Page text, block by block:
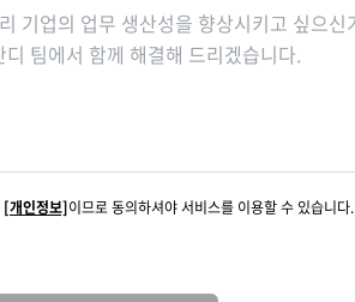
[개인정보]이므로 동의하셔야 서비스를 이용할 수 있습니다.